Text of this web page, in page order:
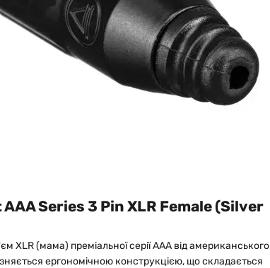
Series 3 Pin XLR Female (Silver
XLR (мама) преміальної серії AAA від американського
ергономічною конструкцією, що складається